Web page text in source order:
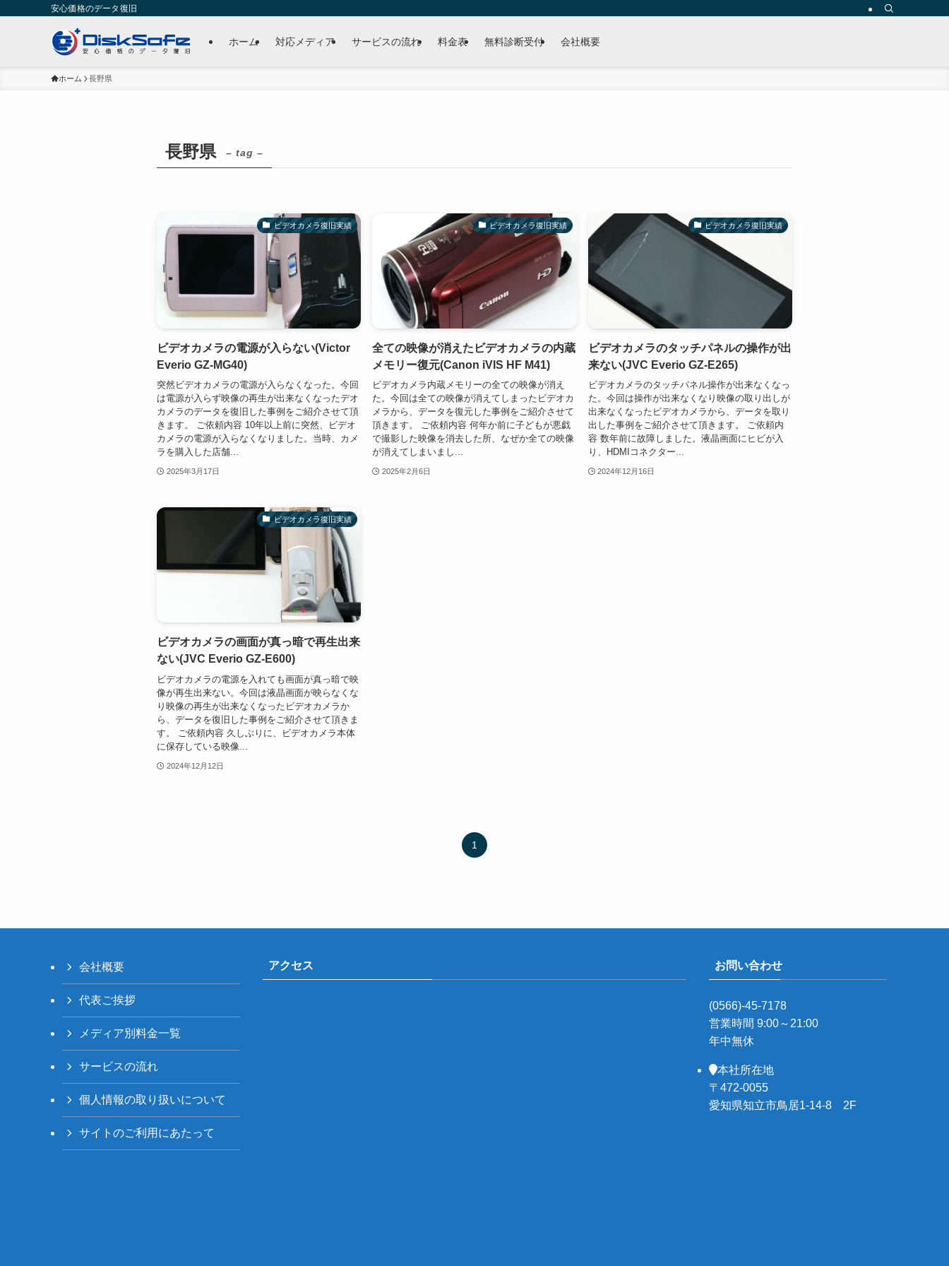
安心価格のデータ復旧
ホーム 対応メディア サービスの流れ 料金表 無料診断受付 会社概要
ホーム 長野県
長野県 – tag –
ビデオカメラ復旧実績
ビデオカメラの電源が入らない(Victor
Everio GZ-MG40)
突然ビデオカメラの電源が入らなくなった。今回
は電源が入らず映像の再生が出来なくなったデオ
カメラのデータを復旧した事例をご紹介させて頂
きます。 ご依頼内容 10年以上前に突然、ビデオ
カメラの電源が入らなくなりました。当時、カメ
ラを購入した店舗...
2025年3月17日
ビデオカメラ復旧実績
全ての映像が消えたビデオカメラの内蔵
メモリー復元(Canon iVIS HF M41)
ビデオカメラ内蔵メモリーの全ての映像が消え
た。今回は全ての映像が消えてしまったビデオカ
メラから、データを復元した事例をご紹介させて
頂きます。 ご依頼内容 何年か前に子どもが悪戯
で撮影した映像を消去した所、なぜか全ての映像
が消えてしまいまし...
2025年2月6日
ビデオカメラ復旧実績
ビデオカメラのタッチパネルの操作が出
来ない(JVC Everio GZ-E265)
ビデオカメラのタッチパネル操作が出来なくなっ
た。今回は操作が出来なくなり映像の取り出しが
出来なくなったビデオカメラから、データを取り
出した事例をご紹介させて頂きます。 ご依頼内
容 数年前に故障しました。液晶画面にヒビが入
り、HDMIコネクター...
2024年12月16日
ビデオカメラ復旧実績
ビデオカメラの画面が真っ暗で再生出来
ない(JVC Everio GZ-E600)
ビデオカメラの電源を入れても画面が真っ暗で映
像が再生出来ない。今回は液晶画面が映らなくな
り映像の再生が出来なくなったビデオカメラか
ら、データを復旧した事例をご紹介させて頂きま
す。 ご依頼内容 久しぶりに、ビデオカメラ本体
に保存している映像...
2024年12月12日
1
会社概要
代表ご挨拶
メディア別料金一覧
サービスの流れ
個人情報の取り扱いについて
サイトのご利用にあたって
アクセス お問い合わせ
(0566)-45-7178
営業時間 9:00～21:00
年中無休
本社所在地
〒472-0055
愛知県知立市鳥居1-14-8 2F